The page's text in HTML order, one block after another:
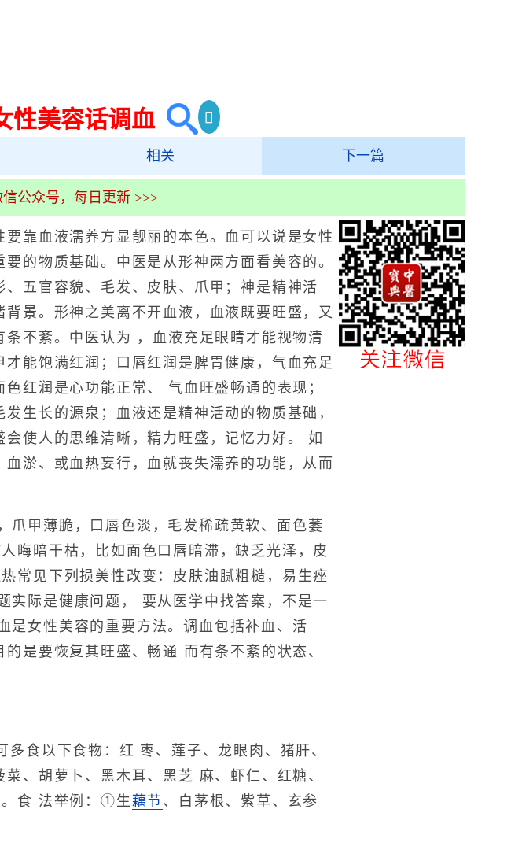
性美容话调血
相关 下一篇
信公众号，每日更新 >>>
血液濡养方显靓丽的本色。血可以说是女性
要的物质基础。中医是从形神两方面看美容的。
、五官容貌、毛发、皮肤、爪甲；神是精神活
背景。形神之美离不开血液，血液既要旺盛，又
条不紊。中医认为 ，血液充足眼睛才能视物清
才能饱满红润；口唇红润是脾胃健康，气血充足
色红润是心功能正常、 气血旺盛畅通的表现；
发生长的源泉；血液还是精神活动的物质基础，
会使人的思维清晰，精力旺盛，记忆力好。 如
血淤、或血热妄行，血就丧失濡养的功能，从而
甲薄脆，口唇色淡，毛发稀疏黄软、面色萎
晦暗干枯，比如面色口唇暗滞，缺乏光泽，皮
常见下列损美性改变：皮肤油腻粗糙，易生痤
实际是健康问题， 要从医学中找答案，不是一
是女性美容的重要方法。调血包括补血、活
是要恢复其旺盛、畅通 而有条不紊的状态、
食以下食物：红 枣、莲子、龙眼肉、猪肝、
、胡萝卜、黑木耳、黑芝 麻、虾仁、红糖、
。食 法举例：①生藕节 、白茅根、紫草、玄参